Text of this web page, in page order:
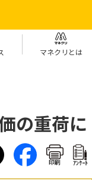
マネクリとは
の重荷に
印刷 ｱﾝｹｰﾄ